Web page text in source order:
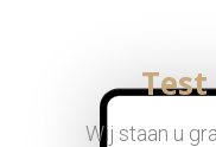
Wij staan u